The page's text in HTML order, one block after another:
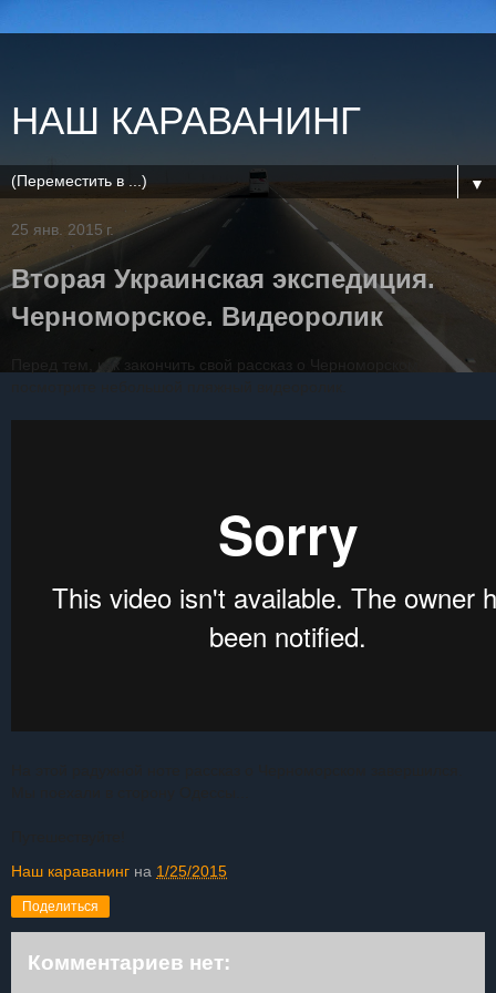
НАШ КАРАВАНИНГ
▼
25 янв. 2015 г.
Вторая Украинская экспедиция.
Черноморское. Видеоролик
Перед тем, как закончить свой рассказ о Черноморском,
Наш караванинг на 1/25/2015
Поделиться
Комментариев нет: